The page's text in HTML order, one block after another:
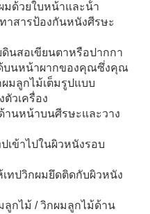
มด้วยใบหน้าและน้ํา
าสารป้องกันหนังศีรษะ
ดินสอเขียนตาหรือปากกา
บนหน้าผากของคุณซึ่งคุณ
มลูกไม้เต็มรูปแบบ
วเครื่อง
านหน้าบนศีรษะและวาง
เข้าไปในผิวหนังรอบ
ทปวิกผมยึดติดกับผิวหนัง
กไม้ / วิกผมลูกไม้ด้าน